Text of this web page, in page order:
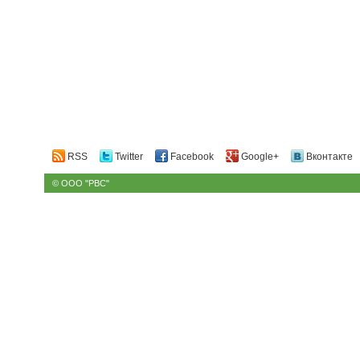
RSS Twitter Facebook Google+ Вконтакте
© ООО "РВС"